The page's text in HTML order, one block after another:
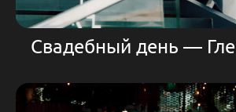
Свадебный день —